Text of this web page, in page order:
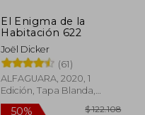
El Enigma de la
Habitación 622
Joël Dicker
(61)
ALFAGUARA, 2020, 1
Edición, Tapa Blanda,
Usado